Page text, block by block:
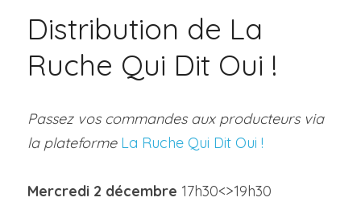
Distribution de La
Ruche Qui Dit Oui !
Passez vos commandes aux producteurs via
la plateforme La Ruche Qui Dit Oui !
Mercredi 2 décembre 17h30<>19h30